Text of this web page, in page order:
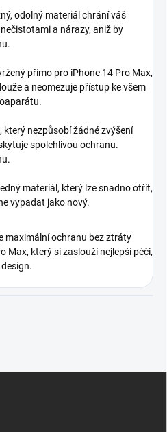
odolný materiál chrání váš
a nárazy, aniž by
přímo pro iPhone 14 Pro Max,
a neomezuje přístup ke všem
který nezpůsobí žádné zvýšení
spolehlivou ochranu.
materiál, který lze snadno otřít,
vypadat jako nový.
maximální ochranu bez ztráty
Max, který si zaslouží nejlepší péči,